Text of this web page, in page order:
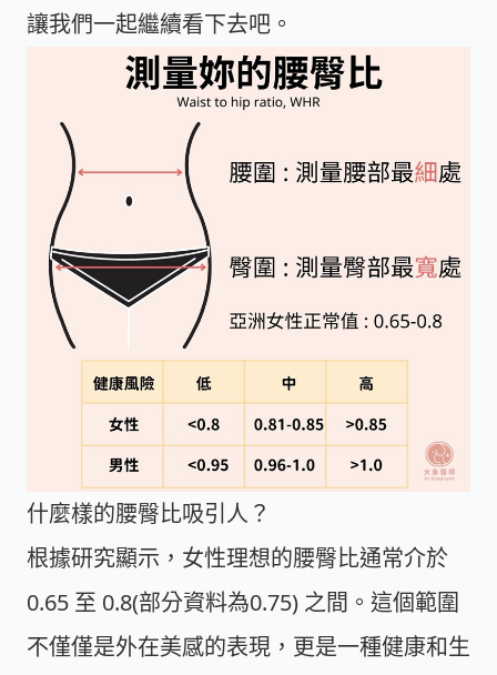
讓我們一起繼續看下去吧。
什麼樣的腰臀比吸引人？
根據研究顯示，女性理想的腰臀比通常介於
0.65 至 0.8(部分資料為0.75) 之間。這個範圍
不僅僅是外在美感的表現，更是一種健康和生